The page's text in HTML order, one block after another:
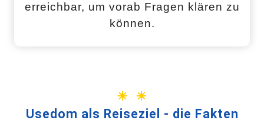
erreichbar, um vorab Fragen klären zu
können.
☀ ☀
Usedom als Reiseziel - die Fakten